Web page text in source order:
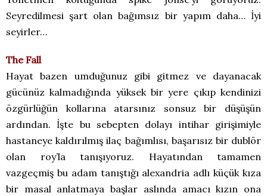
Seyredilmesi şart olan bağımsız bir yapım daha… İyi
seyirler…
The Fall
Hayat bazen umduğunuz gibi gitmez ve dayanacak
gücünüz kalmadığında yüksek bir yere çıkıp kendinizi
özgürlüğün kollarına atarsınız sonsuz bir düşüşün
ardından. İşte bu sebepten dolayı intihar girişimiyle
hastaneye kaldırılmış ilaç bağımlısı, başarısız bir dublör
olan roy’la tanışıyoruz. Hayatından tamamen
vazgeçmiş bu adam tanıştığı alexandria adlı küçük kıza
bir masal anlatmaya başlar aslında amacı kızın ona